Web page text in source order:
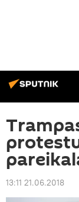
13:11 21.06.2018